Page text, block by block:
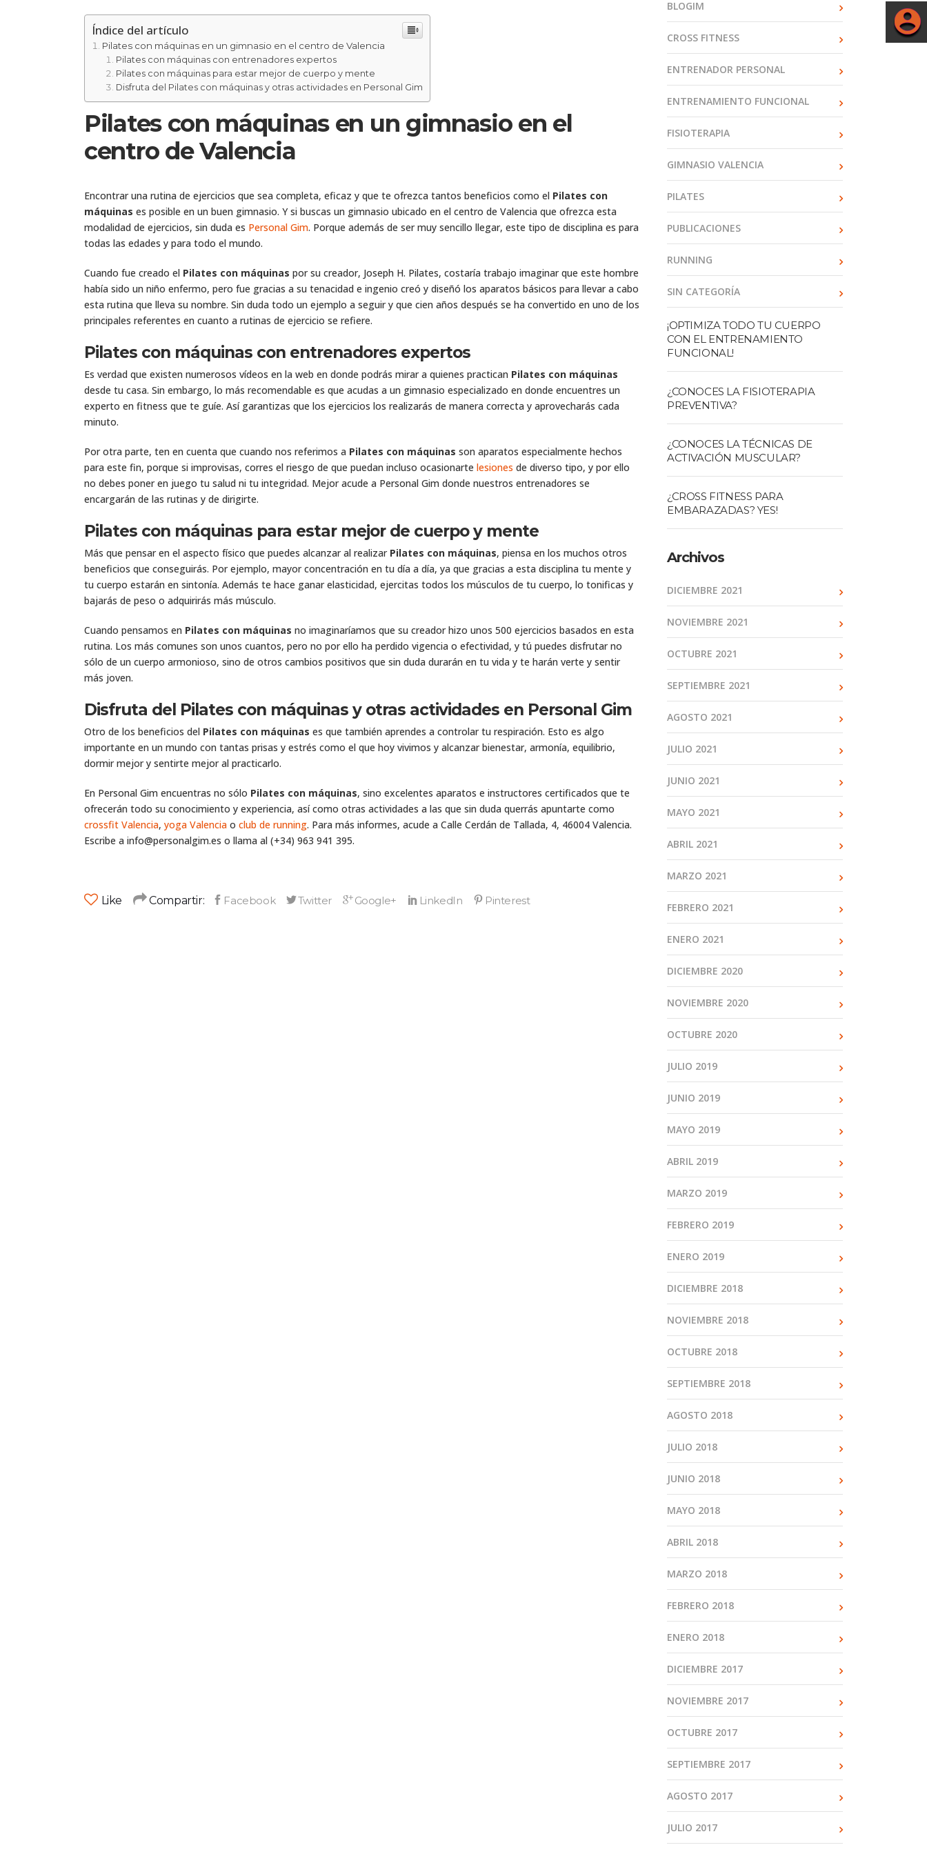
Índice del artículo
Pilates con máquinas en un gimnasio en el centro de Valencia
Pilates con máquinas con entrenadores expertos
Pilates con máquinas para estar mejor de cuerpo y mente
Disfruta del Pilates con máquinas y otras actividades en Personal Gim
Pilates con máquinas en un gimnasio en el
centro de Valencia
Encontrar una rutina de ejercicios que sea completa, eficaz y que te ofrezca tantos beneficios como el Pilates con
máquinas es posible en un buen gimnasio. Y si buscas un gimnasio ubicado en el centro de Valencia que ofrezca esta
modalidad de ejercicios, sin duda es Personal Gim. Porque además de ser muy sencillo llegar, este tipo de disciplina es para
todas las edades y para todo el mundo.
Cuando fue creado el Pilates con máquinas por su creador, Joseph H. Pilates, costaría trabajo imaginar que este hombre
había sido un niño enfermo, pero fue gracias a su tenacidad e ingenio creó y diseñó los aparatos básicos para llevar a cabo
esta rutina que lleva su nombre. Sin duda todo un ejemplo a seguir y que cien años después se ha convertido en uno de los
principales referentes en cuanto a rutinas de ejercicio se refiere.
Pilates con máquinas con entrenadores expertos
Es verdad que existen numerosos vídeos en la web en donde podrás mirar a quienes practican Pilates con máquinas
desde tu casa. Sin embargo, lo más recomendable es que acudas a un gimnasio especializado en donde encuentres un
experto en fitness que te guíe. Así garantizas que los ejercicios los realizarás de manera correcta y aprovecharás cada
minuto.
Por otra parte, ten en cuenta que cuando nos referimos a Pilates con máquinas son aparatos especialmente hechos
para este fin, porque si improvisas, corres el riesgo de que puedan incluso ocasionarte lesiones de diverso tipo, y por ello
no debes poner en juego tu salud ni tu integridad. Mejor acude a Personal Gim donde nuestros entrenadores se
encargarán de las rutinas y de dirigirte.
Pilates con máquinas para estar mejor de cuerpo y mente
Más que pensar en el aspecto físico que puedes alcanzar al realizar Pilates con máquinas, piensa en los muchos otros
beneficios que conseguirás. Por ejemplo, mayor concentración en tu día a día, ya que gracias a esta disciplina tu mente y
tu cuerpo estarán en sintonía. Además te hace ganar elasticidad, ejercitas todos los músculos de tu cuerpo, lo tonificas y
bajarás de peso o adquirirás más músculo.
Cuando pensamos en Pilates con máquinas no imaginaríamos que su creador hizo unos 500 ejercicios basados en esta
rutina. Los más comunes son unos cuantos, pero no por ello ha perdido vigencia o efectividad, y tú puedes disfrutar no
sólo de un cuerpo armonioso, sino de otros cambios positivos que sin duda durarán en tu vida y te harán verte y sentir
más joven.
Disfruta del Pilates con máquinas y otras actividades en Personal Gim
Otro de los beneficios del Pilates con máquinas es que también aprendes a controlar tu respiración. Esto es algo
importante en un mundo con tantas prisas y estrés como el que hoy vivimos y alcanzar bienestar, armonía, equilibrio,
dormir mejor y sentirte mejor al practicarlo.
En Personal Gim encuentras no sólo Pilates con máquinas, sino excelentes aparatos e instructores certificados que te
ofrecerán todo su conocimiento y experiencia, así como otras actividades a las que sin duda querrás apuntarte como
crossfit Valencia, yoga Valencia o club de running. Para más informes, acude a Calle Cerdán de Tallada, 4, 46004 Valencia.
Escribe a info@personalgim.es o llama al (+34) 963 941 395.
Like Compartir:
BLOGIM
CROSS FITNESS
ENTRENADOR PERSONAL
ENTRENAMIENTO FUNCIONAL
FISIOTERAPIA
GIMNASIO VALENCIA
PILATES
PUBLICACIONES
RUNNING
SIN CATEGORÍA
¡OPTIMIZA TODO TU CUERPO
CON EL ENTRENAMIENTO
FUNCIONAL!
¿CONOCES LA FISIOTERAPIA
PREVENTIVA?
¿CONOCES LA TÉCNICAS DE
ACTIVACIÓN MUSCULAR?
¿CROSS FITNESS PARA
EMBARAZADAS? YES!
Archivos
DICIEMBRE 2021
NOVIEMBRE 2021
OCTUBRE 2021
SEPTIEMBRE 2021
AGOSTO 2021
JULIO 2021
JUNIO 2021
MAYO 2021
ABRIL 2021
MARZO 2021
FEBRERO 2021
ENERO 2021
DICIEMBRE 2020
NOVIEMBRE 2020
OCTUBRE 2020
JULIO 2019
JUNIO 2019
MAYO 2019
ABRIL 2019
MARZO 2019
FEBRERO 2019
ENERO 2019
DICIEMBRE 2018
NOVIEMBRE 2018
OCTUBRE 2018
SEPTIEMBRE 2018
AGOSTO 2018
JULIO 2018
JUNIO 2018
MAYO 2018
ABRIL 2018
MARZO 2018
FEBRERO 2018
ENERO 2018
DICIEMBRE 2017
NOVIEMBRE 2017
OCTUBRE 2017
SEPTIEMBRE 2017
AGOSTO 2017
JULIO 2017